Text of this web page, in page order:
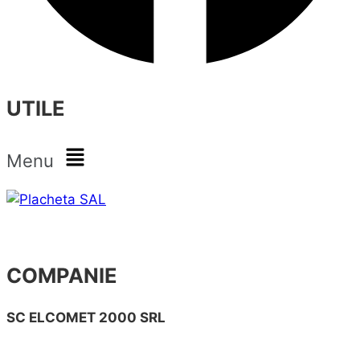
UTILE
Menu
COMPANIE
SC ELCOMET 2000 SRL